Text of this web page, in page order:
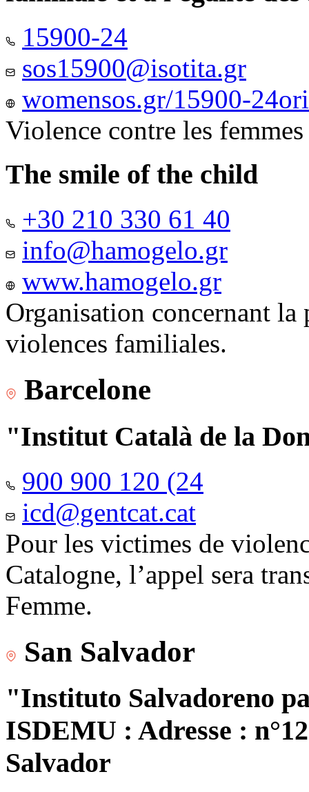
15900-24
sos15900@isotita.gr
womensos.gr/15900-
Violence contre les femmes
The smile of the child
+30 210 330 61 40
info@hamogelo.gr
www.hamogelo.gr
Organisation concernant
violences familiales.
Barcelone
"Institut Català de la
900 900 120 (24
icd@gentcat.cat
Pour les victimes de
Catalogne, l’appel sera
Femme.
San Salvador
"Instituto Salvadoreno
ISDEMU : Adresse :
Salvador